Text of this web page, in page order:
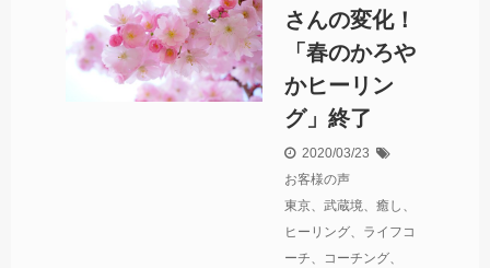
さんの変化！
「春のかろや
かヒーリン
グ」終了
2020/03/23
お客様の声
東京、武蔵境、癒し、
ヒーリング、ライフコ
ーチ、コーチング、